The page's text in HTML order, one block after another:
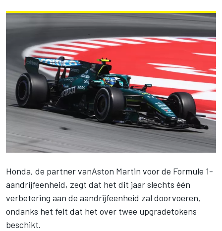
Honda, de partner vanAston Martin voor de Formule 1-
aandrijfeenheid, zegt dat het dit jaar slechts één
verbetering aan de aandrijfeenheid zal doorvoeren,
ondanks het feit dat het over twee upgradetokens
beschikt.